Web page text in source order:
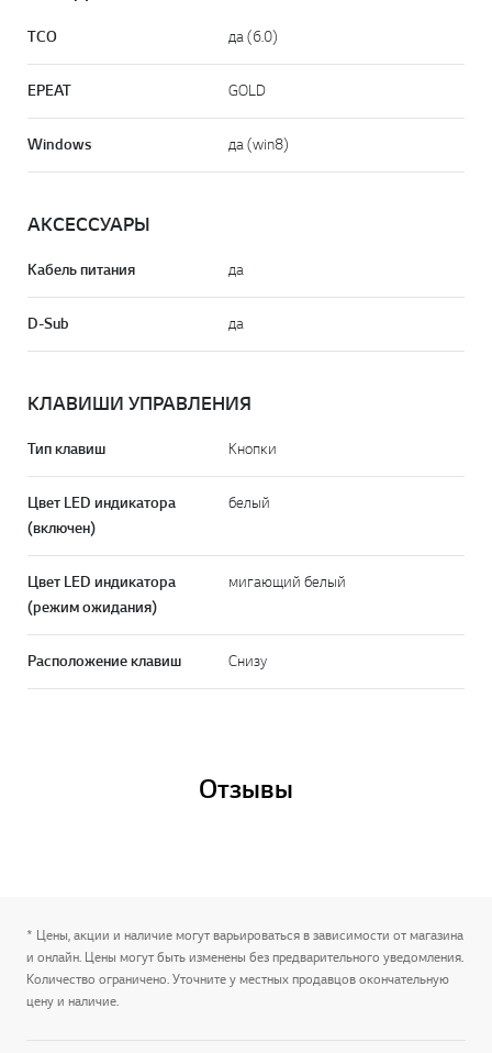
TCO да (6.0)
EPEAT GOLD
Windows да (win8)
АКСЕСCУАРЫ
Кабель питания да
D-Sub да
КЛАВИШИ УПРАВЛЕНИЯ
Тип клавиш Кнопки
Цвет LED индикатора
(включен)
белый
Цвет LED индикатора
(режим ожидания)
мигающий белый
Расположение клавиш Снизу
Отзывы
* Цены, акции и наличие могут варьироваться в зависимости от магазина
и онлайн. Цены могут быть изменены без предварительного уведомления.
Количество ограничено. Уточните у местных продавцов окончательную
цену и наличие.